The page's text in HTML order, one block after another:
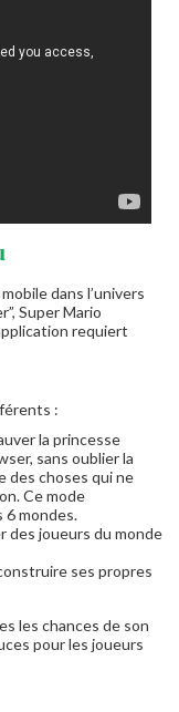
dans l’univers
Super Mario
requiert
:
la princesse
sans oublier la
des choses qui ne
Ce mode
6 mondes.
des joueurs du monde
ses propres
les chances de son
pour les joueurs